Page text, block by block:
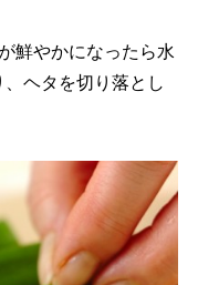
鮮やかになったら水
ヘタを切り落とし